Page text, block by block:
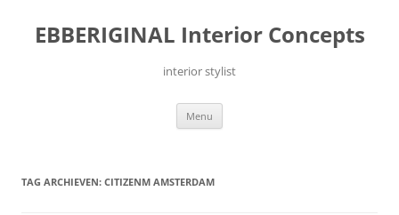
inhoud
EBBERIGINAL Interior Concepts
interior stylist
Menu
TAG ARCHIEVEN: CITIZENM AMSTERDAM